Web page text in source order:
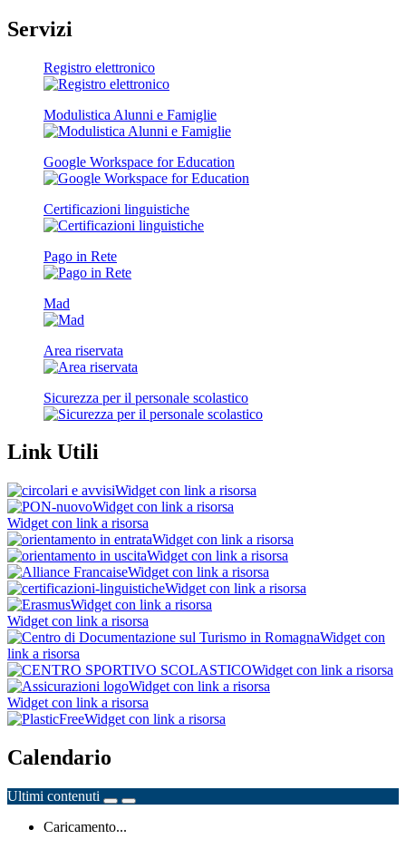
Servizi
Registro elettronico
Modulistica Alunni e Famiglie
Google Workspace for Education
Certificazioni linguistiche
Pago in Rete
Mad
Area riservata
Sicurezza per il personale scolastico
Link Utili
Widget con link a risorsa
Widget con link a risorsa
Widget con link a risorsa
Widget con link a risorsa
Widget con link a risorsa
Widget con link a risorsa
Widget con link a risorsa
Widget con link a risorsa
Widget con link a risorsa
Widget con
link a risorsa
Widget con link a risorsa
Widget con link a risorsa
Widget con link a risorsa
Widget con link a risorsa
Calendario
Ultimi contenuti
Caricamento...